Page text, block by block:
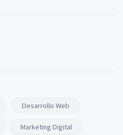
Desarrollo Web
Marketing Digital